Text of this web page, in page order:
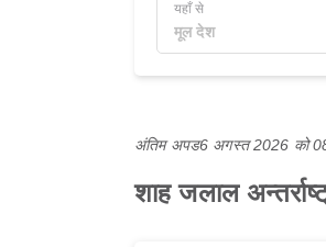
यहाँ से
अंतिम अपड6 अगस्त 2026 को
शाह जलाल